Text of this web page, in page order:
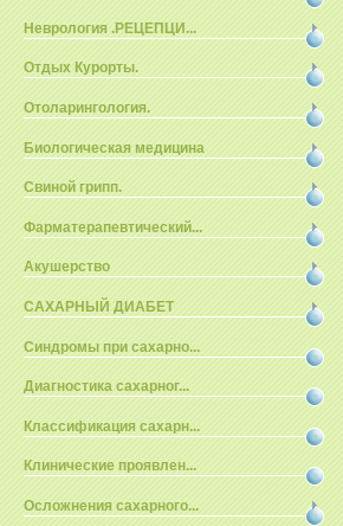
Неврология .РЕЦЕПЦИ...
Отдых Курорты.
Отоларингология.
Биологическая медицина
Свиной грипп.
Фарматерапевтический...
Акушерство
САХАРНЫЙ ДИАБЕТ
Синдромы при сахарно...
Диагностика сахарног...
Классификация сахарн...
Клинические проявлен...
Осложнения сахарного...